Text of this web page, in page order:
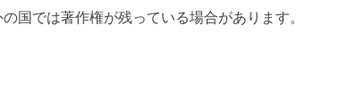
国では著作権が残っている場合があります。